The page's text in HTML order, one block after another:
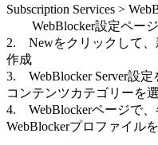
Subscription Services >
WebBlocker設定ページ
2. Newをクリックして、
作成
3. WebBlocker Server設定
コンテンツカテゴリーを
4. WebBlockerページで
WebBlockerプロファイル